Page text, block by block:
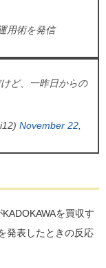
用術を発信
ど、一昨日からの
November 22,
を買収す
発表したときの反応